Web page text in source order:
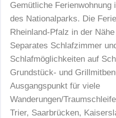
Gemütliche
des Nationalparks. Die
Rheinland-Pfalz in der
Separates Schlafzimmer
Schlafmöglichkeiten auf
Grundstück- und
Ausgangspunkt für viele
Wanderungen/
Trier, Saarbrücken,